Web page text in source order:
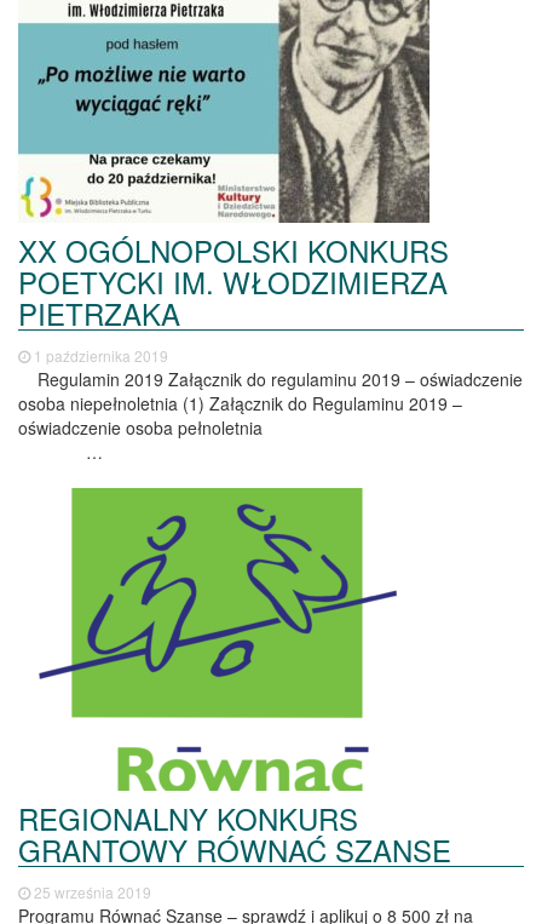
XX OGÓLNOPOLSKI KONKURS
POETYCKI IM. WŁODZIMIERZA
PIETRZAKA
1 października 2019
Regulamin 2019 Załącznik do regulaminu 2019 – oświadczenie
osoba niepełnoletnia (1) Załącznik do Regulaminu 2019 –
oświadczenie osoba pełnoletnia
…
REGIONALNY KONKURS
GRANTOWY RÓWNAĆ SZANSE
25 września 2019
Programu Równać Szanse – sprawdź i aplikuj o 8 500 zł na